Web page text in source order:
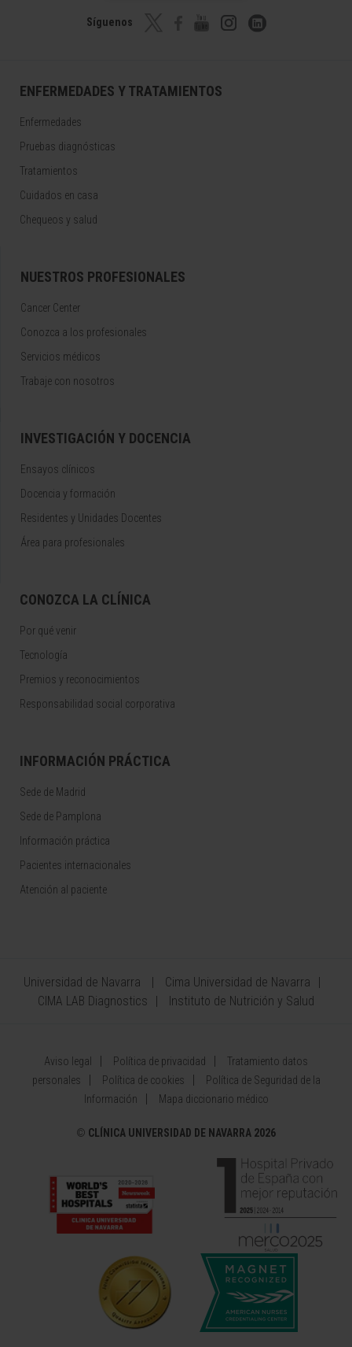
Síguenos
ENFERMEDADES Y TRATAMIENTOS
Enfermedades
Pruebas diagnósticas
Tratamientos
Cuidados en casa
Chequeos y salud
NUESTROS PROFESIONALES
Cancer Center
Conozca a los profesionales
Servicios médicos
Trabaje con nosotros
INVESTIGACIÓN Y DOCENCIA
Ensayos clínicos
Docencia y formación
Residentes y Unidades Docentes
Área para profesionales
CONOZCA LA CLÍNICA
Por qué venir
Tecnología
Premios y reconocimientos
Responsabilidad social corporativa
INFORMACIÓN PRÁCTICA
Sede de Madrid
Sede de Pamplona
Información práctica
Pacientes internacionales
Atención al paciente
Universidad de Navarra
Cima Universidad de Navarra
CIMA LAB Diagnostics
Instituto de Nutrición y Salud
Aviso legal Política de privacidad
Tratamiento datos
personales
Política de cookies
Política de Seguridad de la
Información
Mapa diccionario médico
© CLÍNICA UNIVERSIDAD DE NAVARRA 2026